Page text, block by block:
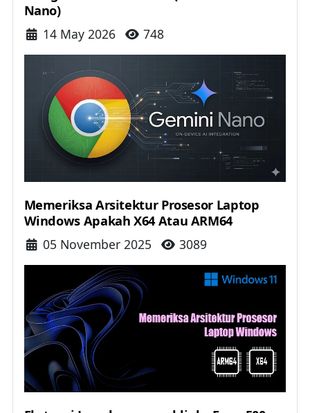
Nano)
Details
14 May 2026 748
Memeriksa Arsitektur Prosesor Laptop
Windows Apakah X64 Atau ARM64
Details
05 November 2025 3089